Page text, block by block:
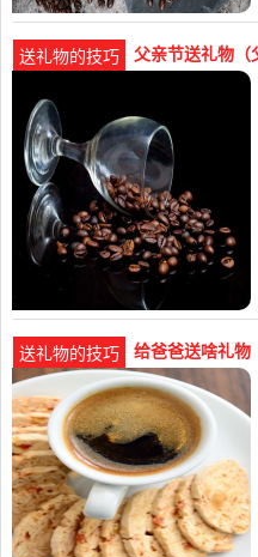
送礼物的技巧 父亲节送礼物（
送礼物的技巧 给爸爸送啥礼物